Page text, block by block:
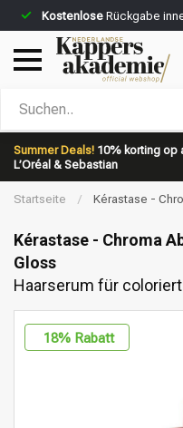
Kostenlose Rückgabe
Summer Deals! 10% korting op
L’Oréal & Sebastian
Nach welcher
Marken
Startseite /
Kérastase -
Kérastase - Chroma
Gloss
Haarserum für
18% Rabatt